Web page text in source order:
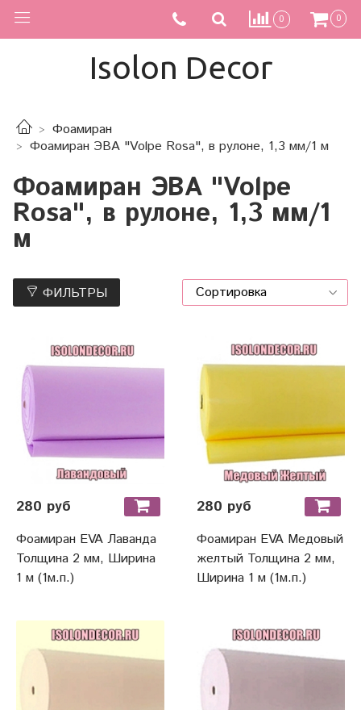
0 0
Isolon Decor
Фоамиран
Фоамиран ЭВА "Volpe Rosa", в рулоне, 1,3 мм/1 м
Фоамиран ЭВА "Volpe
Rosa", в рулоне, 1,3 мм/1
м
ФИЛЬТРЫ
280 руб
Фоамиран EVA Лаванда
Толщина 2 мм, Ширина
1 м (1м.п.)
280 руб
Фоамиран EVA Медовый
желтый Толщина 2 мм,
Ширина 1 м (1м.п.)